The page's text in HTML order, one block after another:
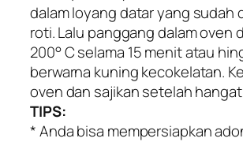
dalam loyang datar yang sudah
roti. Lalu panggang dalam oven
200° C selama 15 menit atau
berwarna kuning kecokelatan.
oven dan sajikan setelah
TIPS:
* Anda bisa mempersiapkan